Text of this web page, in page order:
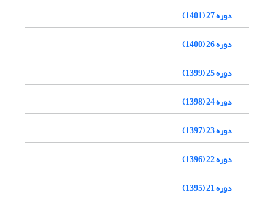
دوره 27 (1401)
دوره 26 (1400)
دوره 25 (1399)
دوره 24 (1398)
دوره 23 (1397)
دوره 22 (1396)
دوره 21 (1395)